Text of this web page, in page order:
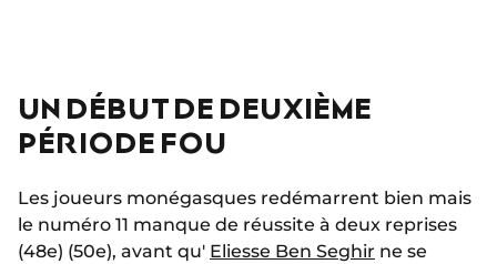
UN DÉBUT DE DEUXIÈME
PÉRIODE FOU
Les joueurs monégasques redémarrent bien mais
le numéro 11 manque de réussite à deux reprises
(48e) (50e), avant qu' Eliesse Ben Seghir ne se